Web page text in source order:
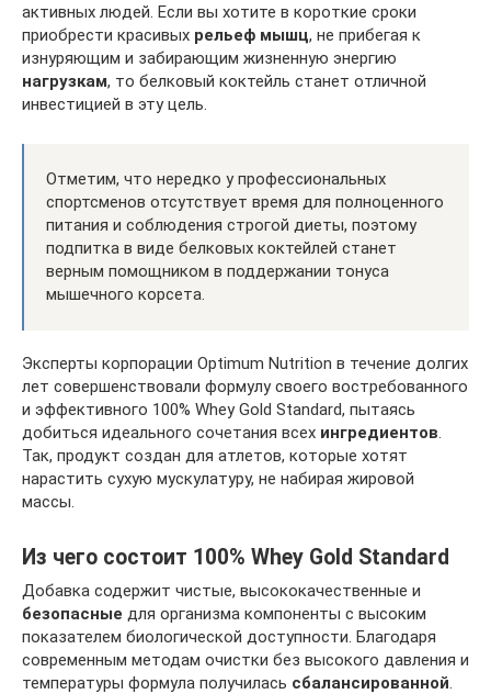
активных людей. Если вы хотите в короткие сроки
приобрести красивых рельеф мышц, не прибегая к
изнуряющим и забирающим жизненную энергию
нагрузкам, то белковый коктейль станет отличной
инвестицией в эту цель.
Отметим, что нередко у профессиональных
спортсменов отсутствует время для полноценного
питания и соблюдения строгой диеты, поэтому
подпитка в виде белковых коктейлей станет
верным помощником в поддержании тонуса
мышечного корсета.
Эксперты корпорации Optimum Nutrition в течение долгих
лет совершенствовали формулу своего востребованного
и эффективного 100% Whey Gold Standard, пытаясь
добиться идеального сочетания всех ингредиентов.
Так, продукт создан для атлетов, которые хотят
нарастить сухую мускулатуру, не набирая жировой
массы.
Из чего состоит 100% Whey Gold Standard
Добавка содержит чистые, высококачественные и
безопасные для организма компоненты с высоким
показателем биологической доступности. Благодаря
современным методам очистки без высокого давления и
температуры формула получилась сбалансированной.